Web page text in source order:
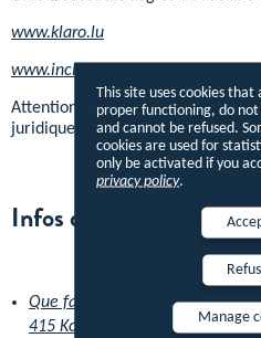
This site uses cookies
proper functioning, do
and cannot be refused.
cookies are used for
only be activated if you
privacy policy.
Manage
www.klaro.lu
www.inclusion-europe.eu/easy-to-
Attention ! Seuls les textes
juridique.
Infos disponibles par
Que faites-vous quand il pleut
415 Ko)